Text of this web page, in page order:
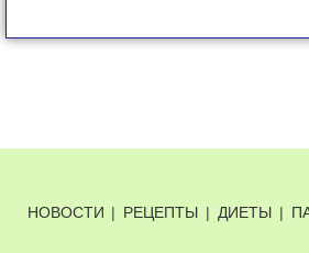
НОВОСТИ | РЕЦЕПТЫ | ДИЕТЫ |